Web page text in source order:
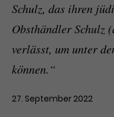
Schulz, das ihren
Obsthändler Schulz
verlässt, um unter
können.“
27. September 2022